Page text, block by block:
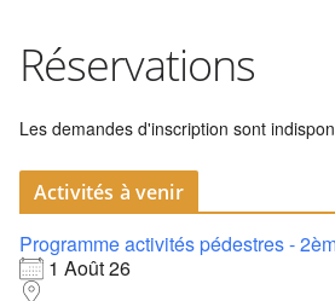
Réservations
Les demandes d'inscription sont
Activités à venir
Programme activités pédestres -
1 Août 26